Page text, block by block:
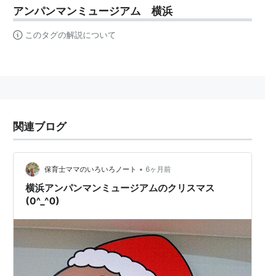
アンパンマンミュージアム 横浜
このタグの解説について
関連ブログ
保育士ママのいろいろノート • 6ヶ月前
横浜アンパンマンミュージアムのクリスマス
(0^_^0)